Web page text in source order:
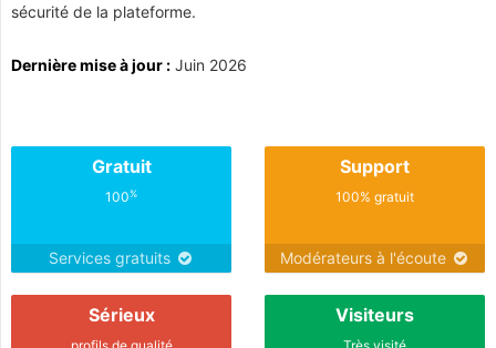
sécurité de la plateforme.
Dernière mise à jour : Juin 2026
Gratuit
100%
Services gratuits
Support
100% gratuit
Modérateurs à l'écoute
Sérieux Visiteurs